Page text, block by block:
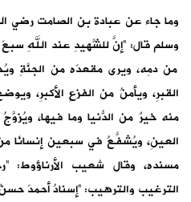
وما جاء عن عبادة بن الصامت رضي
وسلم قال: “إنَّ للشَّهيدِ عند اللهِ
من دمِه، ويرى مقعدَه من الجنَّةِ
القبرِ، ويأمنُ من الفزعِ الأكبرِ،
منه خيرٌ من الدُّنيا وما فيها،
العينِ، ويُشفَّعُ في سبعين إنسانًا من
مسنده، وقال شعيب الأرناؤوط:
الترغيب والترهيب: “إسنادُ أحمدَ